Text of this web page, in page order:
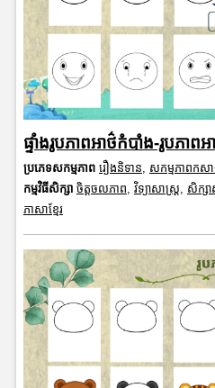
ផ្ទាំងរូបភាពអាថ៌កំបាំង-រូបភាពអ
ប្រភេទសកម្មភាព រឿងនិទាន, សកម្មភាពកស
កម្មវិធីសិក្សា ចិត្តចលភាព, វិទ្យាសាស្រ្ត, សិក្សា
ភាសាខ្មែរ